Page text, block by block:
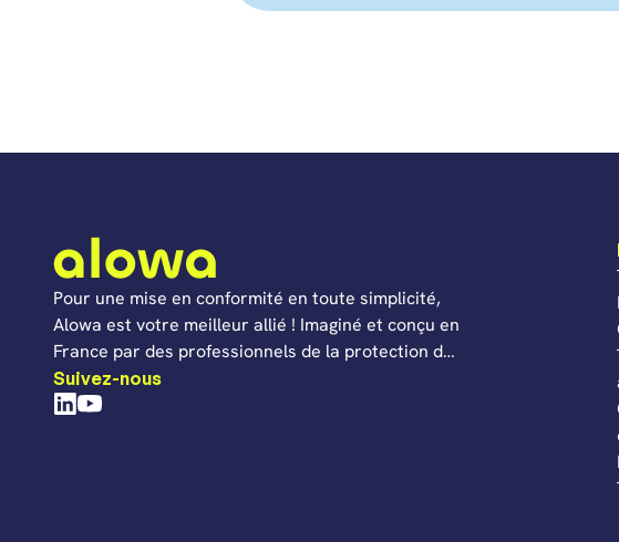
Pour une mise en conformité en toute simplicité,
Alowa est votre meilleur allié ! Imaginé et conçu en
France par des professionnels de la protection des
données, notre logiciel vous aide à faire du RGPD
un atout pour votre activité.
Suivez-nous